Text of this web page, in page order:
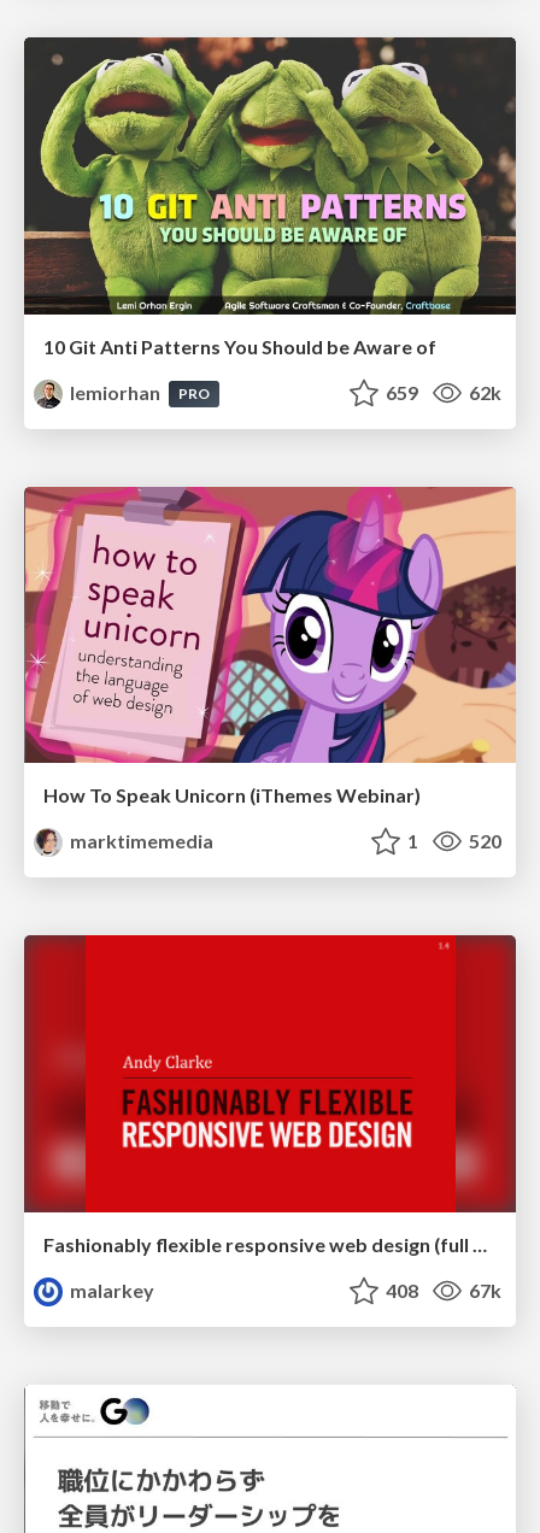
10 Git Anti Patterns You Should be Aware of
lemiorhan
PRO 659 62k
How To Speak Unicorn (iThemes Webinar)
marktimemedia
1 520
malarkey
408 67k